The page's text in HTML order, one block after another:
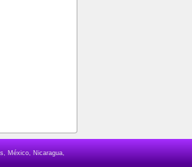
México, Nicaragua,